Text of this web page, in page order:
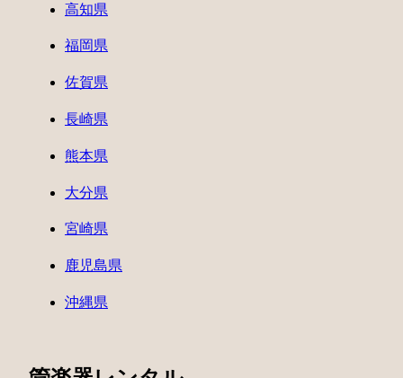
高知県
福岡県
佐賀県
長崎県
熊本県
大分県
宮崎県
鹿児島県
沖縄県